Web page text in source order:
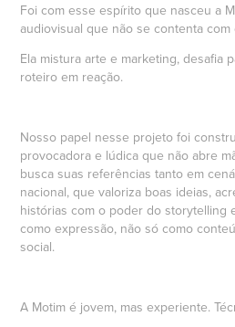
Foi com esse espírito que nasceu a
audiovisual que não se contenta com
Ela mistura arte e marketing, desafia
roteiro em reação.
Nosso papel nesse projeto foi
provocadora e lúdica que não abre
busca suas referências tanto em
nacional, que valoriza boas ideias,
histórias com o poder do storytelling
como expressão, não só como
social.
A Motim é jovem, mas experiente.